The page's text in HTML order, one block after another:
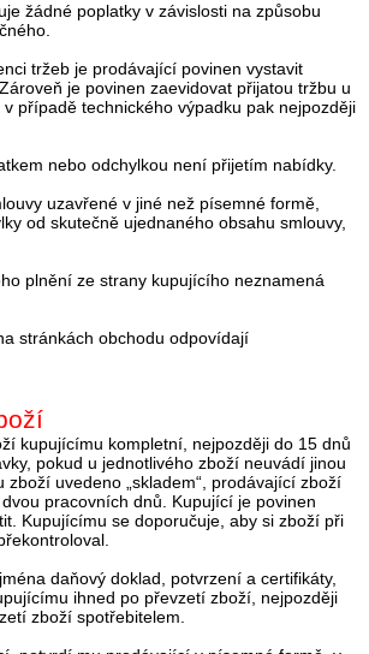
žádné poplatky v závislosti na způsobu
tržeb je prodávající povinen vystavit
je povinen zaevidovat přijatou tržbu u
případě technického výpadku pak nejpozději
nebo odchylkou není přijetím nabídky.
uzavřené v jiné než písemné formě,
od skutečně ujednaného obsahu smlouvy,
plnění ze strany kupujícího neznamená
stránkách obchodu odpovídají
kupujícímu kompletní, nejpozději do 15 dnů
pokud u jednotlivého zboží neuvádí jinou
zboží uvedeno „skladem“, prodávající zboží
pracovních dnů. Kupující je povinen
Kupujícímu se doporučuje, aby si zboží při
daňový doklad, potvrzení a certifikáty,
ihned po převzetí zboží, nejpozději
zboží spotřebitelem.